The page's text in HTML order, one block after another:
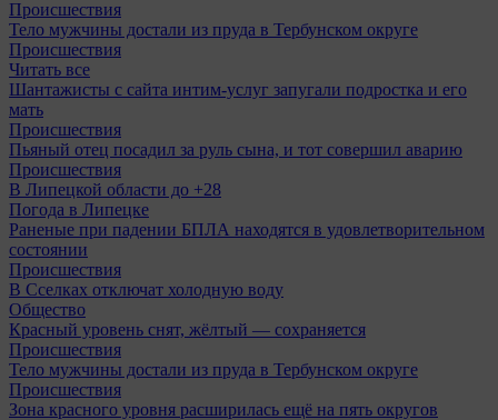
Происшествия
Тело мужчины достали из пруда в Тербунском округе
Происшествия
Читать все
Шантажисты с сайта интим-услуг запугали подростка и его
мать
Происшествия
Пьяный отец посадил за руль сына, и тот совершил аварию
Происшествия
В Липецкой области до +28
Погода в Липецке
Раненые при падении БПЛА находятся в удовлетворительном
состоянии
Происшествия
В Сселках отключат холодную воду
Общество
Красный уровень снят, жёлтый — сохраняется
Происшествия
Тело мужчины достали из пруда в Тербунском округе
Происшествия
Зона красного уровня расширилась ещё на пять округов